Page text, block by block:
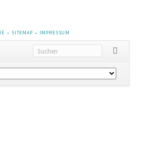
SITEMAP IMPRESSUM